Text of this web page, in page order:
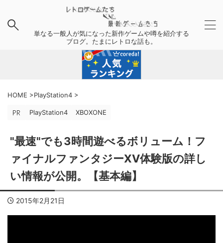
単なる一般人が気になった新作ゲームや噂を紹介する
ブログ。たまにレトロな話も。
HOME >PlayStation4 >
PlayStation4 XBOXONE
"最速"でも3時間遊べるボリューム！フ
ァイナルファンタジーXV体験版の詳し
い情報が公開。【基本編】
2015年2月21日